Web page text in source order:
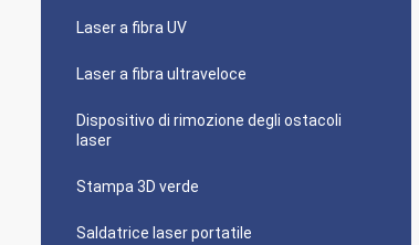
Laser a fibra UV
Laser a fibra ultraveloce
Dispositivo di rimozione degli ostacoli
laser
Stampa 3D verde
Saldatrice laser portatile